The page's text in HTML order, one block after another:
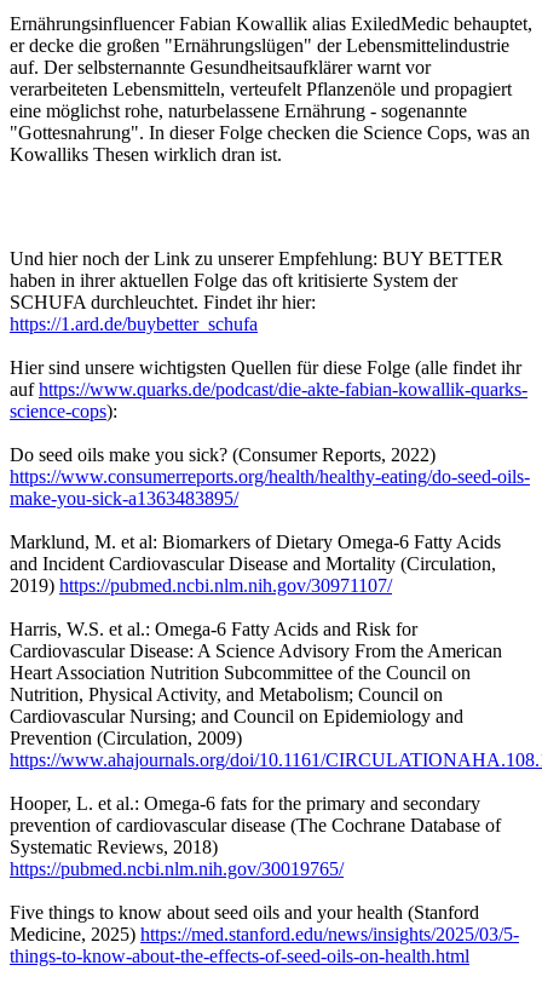
Ernährungsinfluencer Fabian Kowallik alias ExiledMedic behauptet,
er decke die großen "Ernährungslügen" der Lebensmittelindustrie
auf. Der selbsternannte Gesundheitsaufklärer warnt vor
verarbeiteten Lebensmitteln, verteufelt Pflanzenöle und propagiert
eine möglichst rohe, naturbelassene Ernährung - sogenannte
"Gottesnahrung". In dieser Folge checken die Science Cops, was an
Kowalliks Thesen wirklich dran ist.
Und hier noch der Link zu unserer Empfehlung: BUY BETTER
haben in ihrer aktuellen Folge das oft kritisierte System der
SCHUFA durchleuchtet. Findet ihr hier:
https://1.ard.de/buybetter_schufa
Hier sind unsere wichtigsten Quellen für diese Folge (alle findet ihr
aufhttps://www.quarks.de/podcast/die-akte-fabian-kowallik-quarks-
science-cops):
Do seed oils make you sick? (Consumer Reports, 2022)
https://www.consumerreports.org/health/healthy-eating/do-seed-oils-
make-you-sick-a1363483895/
Marklund, M. et al: Biomarkers of Dietary Omega-6 Fatty Acids
and Incident Cardiovascular Disease and Mortality (Circulation,
2019) https://pubmed.ncbi.nlm.nih.gov/30971107/
Harris, W.S. et al.: Omega-6 Fatty Acids and Risk for
Cardiovascular Disease: A Science Advisory From the American
Heart Association Nutrition Subcommittee of the Council on
Nutrition, Physical Activity, and Metabolism; Council on
Cardiovascular Nursing; and Council on Epidemiology and
Prevention (Circulation, 2009)
https://www.ahajournals.org/doi/10.1161/
Hooper, L. et al.: Omega-6 fats for the primary and secondary
prevention of cardiovascular disease (The Cochrane Database of
Systematic Reviews, 2018)
https://pubmed.ncbi.nlm.nih.gov/30019765/
Five things to know about seed oils and your health (Stanford
Medicine, 2025) https://med.stanford.edu/news/insights/2025/03/5-
things-to-know-about-the-effects-of-seed-oils-on-health.html